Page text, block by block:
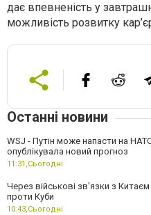
дає впевненість у
можливість розвитку
Останні новини
WSJ - Путін може напасти на
опублікувала новий прогноз
11:31,Сьогодні
Через військові зв'язки з
проти Куби
10:43,Сьогодні